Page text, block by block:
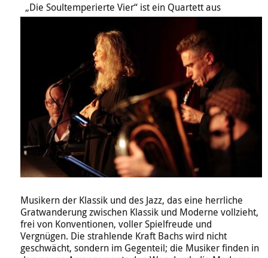
„Die Soultemperierte Vier“ ist ein Quartett aus
Musikern der Klassik und des Jazz, das eine herrliche
Gratwanderung zwischen Klassik und Moderne vollzieht,
frei von Konventionen, voller Spielfreude und
Vergnügen. Die strahlende Kraft Bachs wird nicht
geschwächt, sondern im Gegenteil; die Musiker finden in